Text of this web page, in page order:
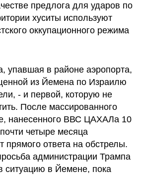
предлога для ударов по
хуситы используют
оккупационного режима
упавшая в районе аэропорта,
из Йемена по Израилю
- и первой, которую не
После массированного
нанесенного ВВС ЦАХАЛа 10
четыре месяца
прямого ответа на обстрелы.
администрации Трампа
ситуацию в Йемене, пока